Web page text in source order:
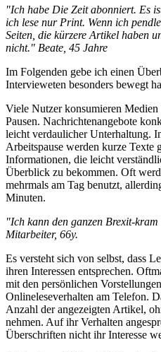
"Ich habe Die Zeit abonniert. Es
ich lese nur Print. Wenn ich
Seiten, die kürzere Artikel haben
nicht." Beate, 45 Jahre
Im Folgenden gebe ich einen
Intervieweten besonders bewegt
Viele Nutzer konsumieren
Pausen. Nachrichtenangebote
leicht verdaulicher Unterhaltung.
Arbeitspause werden kurze Texte
Informationen, die leicht
Überblick zu bekommen. Oft
mehrmals am Tag benutzt,
Minuten.
"Ich kann den ganzen Brexit-
Mitarbeiter, 66y.
Es versteht sich von selbst, dass
ihren Interessen entsprechen.
mit den persönlichen
Onlineleseverhalten am Telefon.
Anzahl der angezeigten Artikel,
nehmen. Auf ihr Verhalten
Überschriften nicht ihr Interesse